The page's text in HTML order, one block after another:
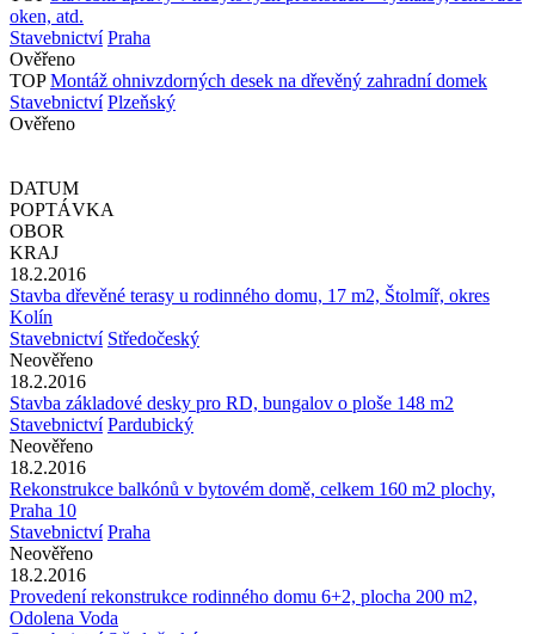
oken, atd.
Stavebnictví Praha
Ověřeno
TOP Montáž ohnivzdorných desek na dřevěný zahradní domek
Stavebnictví Plzeňský
Ověřeno
DATUM
POPTÁVKA
OBOR
KRAJ
18.2.2016
Stavba dřevěné terasy u rodinného domu, 17 m2, Štolmíř, okres
Kolín
Stavebnictví Středočeský
Neověřeno
18.2.2016
Stavba základové desky pro RD, bungalov o ploše 148 m2
Stavebnictví Pardubický
Neověřeno
18.2.2016
Rekonstrukce balkónů v bytovém domě, celkem 160 m2 plochy,
Praha 10
Stavebnictví Praha
Neověřeno
18.2.2016
Provedení rekonstrukce rodinného domu 6+2, plocha 200 m2,
Odolena Voda